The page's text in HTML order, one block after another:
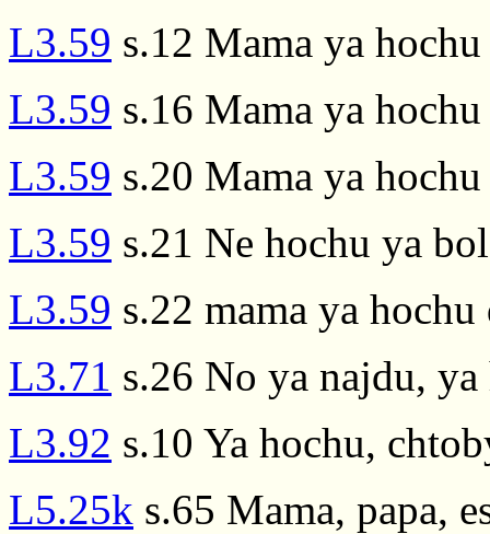
L3.59 s.12 Mama ya
L3.59 s.16 Mama ya
L3.59 s.20 Mama ya
L3.59 s.21 Ne hochu ya
L3.59 s.22 mama ya
L3.71 s.26 No ya najdu,
L3.92 s.10 Ya hochu,
L5.25k s.65 Mama, papa,